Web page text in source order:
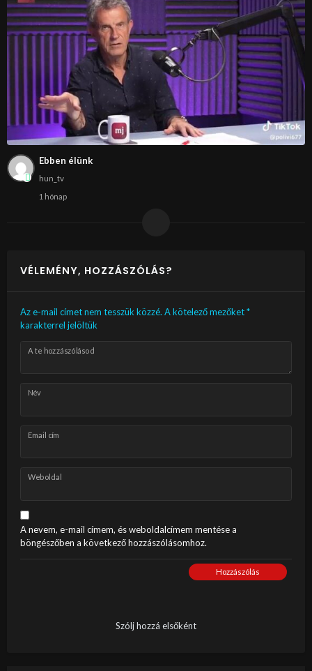
Ebben élünk
hun_tv
1 hónap
VÉLEMÉNY, HOZZÁSZÓLÁS?
Az e-mail címet nem tesszük közzé. A kötelező mezőket*
karakterrel jelöltük
A te hozzászólásod
Név
Email cím
Weboldal
A nevem, e-mail címem, és weboldalcímem mentése a
böngészőben a következő hozzászólásomhoz.
Hozzászólás
Szólj hozzá elsőként